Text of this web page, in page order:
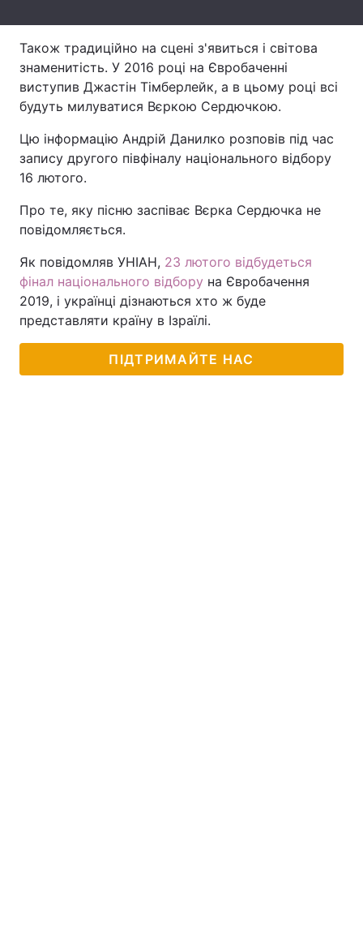
Тема оформлення
Також традиційно на сцені з'явиться і світова
знаменитість. У 2016 році на Євробаченні
виступив Джастін Тімберлейк, а в цьому році всі
будуть милуватися Вєркою Сердючкою.
Цю інформацію Андрій Данилко розповів під час
запису другого півфіналу національного відбору
16 лютого.
Про те, яку пісню заспіває Вєрка Сердючка не
повідомляється.
Як повідомляв УНІАН, 23 лютого відбудеться
фінал національного відбору на Євробачення
2019, і українці дізнаються хто ж буде
представляти країну в Ізраїлі.
ПІДТРИМАЙТЕ НАС